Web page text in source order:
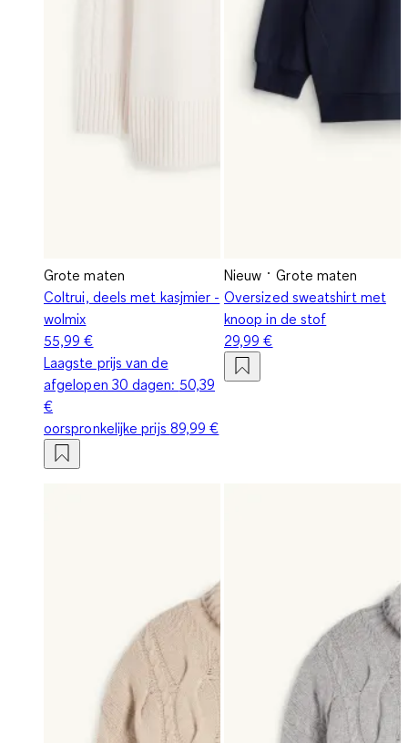
Grote maten
Coltrui, deels met kasjmier -
wolmix
55,99 €
Laagste prijs van de
afgelopen 30 dagen: 50,39
€
oorspronkelijke prijs 89,99 €
Nieuw
Grote maten
Oversized sweatshirt met
knoop in de stof
29,99 €